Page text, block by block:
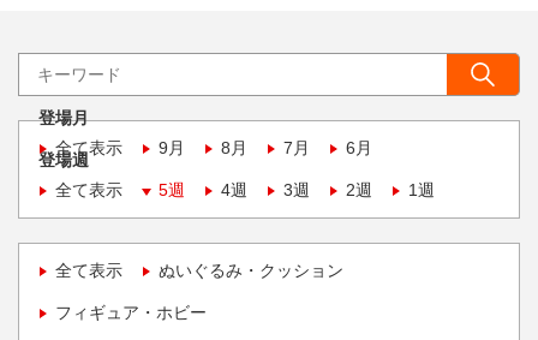
登場月
全て表示
9月 8月 7月 6月
登場週
全て表示
5週 4週 3週 2週 1週
全て表示 ぬいぐるみ・クッション
フィギュア・ホビー